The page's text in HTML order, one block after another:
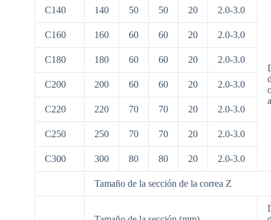
C140 140 50 50 20 2.0-3.0
C160 160 60 60 20 2.0-3.0
C180 180 60 60 20 2.0-3.0
C200 200 60 60 20 2.0-3.0
C220 220 70 70 20 2.0-3.0
C250 250 70 70 20 2.0-3.0
C300 300 80 80 20 2.0-3.0
Tamaño de la sección de la correa Z